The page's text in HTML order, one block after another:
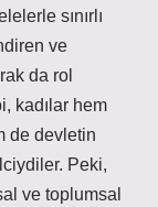
sınırlı
ve
da rol
kadılar hem
de devletin
Peki,
ve toplumsal